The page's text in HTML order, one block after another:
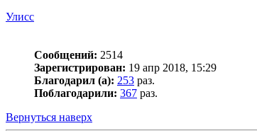
Улисс
Сообщений: 2514
Зарегистрирован: 19 апр 2018, 15:29
Благодарил (а): 253 раз.
Поблагодарили: 367 раз.
Вернуться наверх